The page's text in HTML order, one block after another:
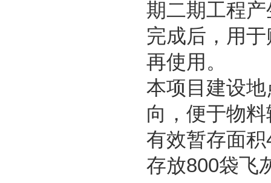
期二期工程
完成后，用
再使用。
本项目建设
向，便于物
有效暂存面
存放800袋飞